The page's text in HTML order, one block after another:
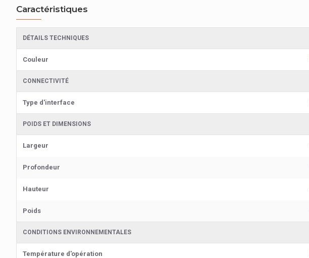
Caractéristiques
DÉTAILS TECHNIQUES
Couleur
CONNECTIVITÉ
Type d'interface
POIDS ET DIMENSIONS
Largeur
Profondeur
Hauteur
Poids
CONDITIONS ENVIRONNEMENTALES
Température d'opération